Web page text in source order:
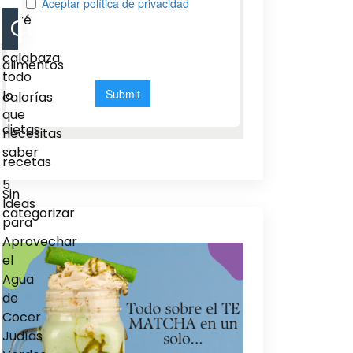
puré
de
calabaza:
todo
lo
que
necesitas
saber
5
Ideas
para
Aprovechar
el
Agua
de
Cocer
Judías
Categorias
alimentos
calorías
dietas
recetas
Sin
categorizar